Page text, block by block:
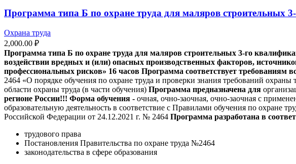
Программа типа Б по охране труда для маляров строительных
Охрана труда
2,000.00 ₽
Программа типа Б по охране труда для маляров строительных 3-го
воздействии вредных и (или) опасных производственных факторов,
профессиональных рисков» 16 часов Программа соответствует требованиям
2464 «О порядке обучения по охране труда и проверки знания требований
области охраны труда (в части обучения) Программа предназначена для
регионе России!!! Форма обучения - очная, очно-заочная, очно-заочная с
образовательную деятельность в соответствие с Правилами обучения по охране
Российской Федерации от 24.12.2021 г. № 2464 Программа разработана в
трудового права
Постановления Правительства по охране труда №2464
законодательства в сфере образования